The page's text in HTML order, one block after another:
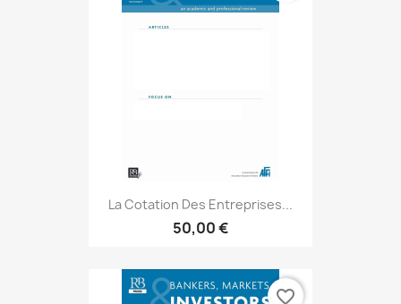
La Cotation Des Entreprises...
50,00 €
favorite_border